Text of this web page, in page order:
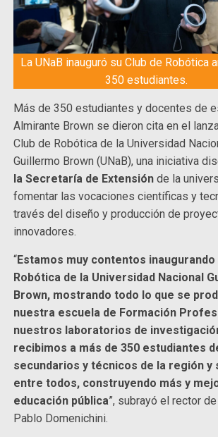
La UNaB inauguró su Club de Robótica
350 estudiantes.
Más de 350 estudiantes y docentes de
Almirante Brown se dieron cita en el
Club de Robótica de la Universidad
Guillermo Brown (UNaB), una iniciativa
la Secretaría de Extensión de la
fomentar las vocaciones científicas y
través del diseño y producción de
innovadores.
“Estamos muy contentos inaugurando
Robótica de la Universidad Nacional
Brown, mostrando todo lo que se
nuestra escuela de Formación
nuestros laboratorios de
recibimos a más de 350 estudiantes
secundarios y técnicos de la región y
entre todos, construyendo más y
educación pública”, subrayó el rector
Pablo Domenichini.